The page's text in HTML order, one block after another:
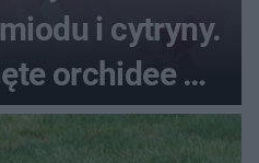
i cytryny.
orchidee po